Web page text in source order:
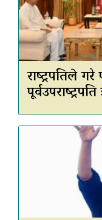
राष्ट्रपतिले गरे